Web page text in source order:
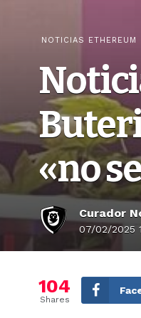
NOTICIAS ETHEREUM
«no
Curador
07/02/2025
104
Shares